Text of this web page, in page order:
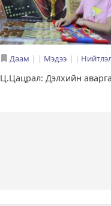
Даам | Мэдээ |
Ц.Цацрал: Дэлхийн